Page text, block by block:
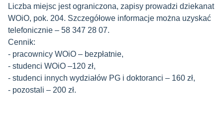
Liczba miejsc jest ograniczona, zapisy prowadzi dziekanat
WOiO, pok. 204. Szczegółowe informacje można uzyskać
telefonicznie – 58 347 28 07.
Cennik:
- pracownicy WOiO – bezpłatnie,
- studenci WOiO –120 zł,
- studenci innych wydziałów PG i doktoranci – 160 zł,
- pozostali – 200 zł.